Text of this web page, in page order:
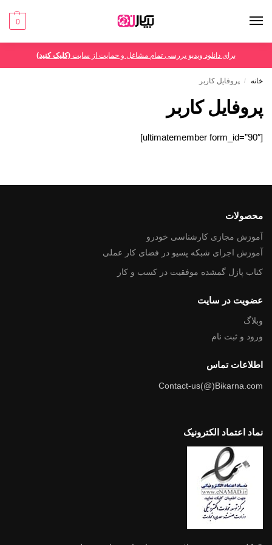
0
برای دانلود ویدیو بررسی تمام مشاغل و حمایت از سایت (کلیک کنید)
خانه / پروفایل کاربر
پروفایل کاربر
[ultimatemember form_id=”90″]
محصولات
آموزش مجازی کارشناسی خودرو
آموزش اجرای شبکه پسیو در فضای کار عملی
کتاب پازل گمشده موفقیت در کسب و کار
عضویت در سایت
وبلاگ
ورود و ثبت نام
اطلاعات تماس
Contact-us(@)Bikarna.com
نماد اعتماد الکترونیک